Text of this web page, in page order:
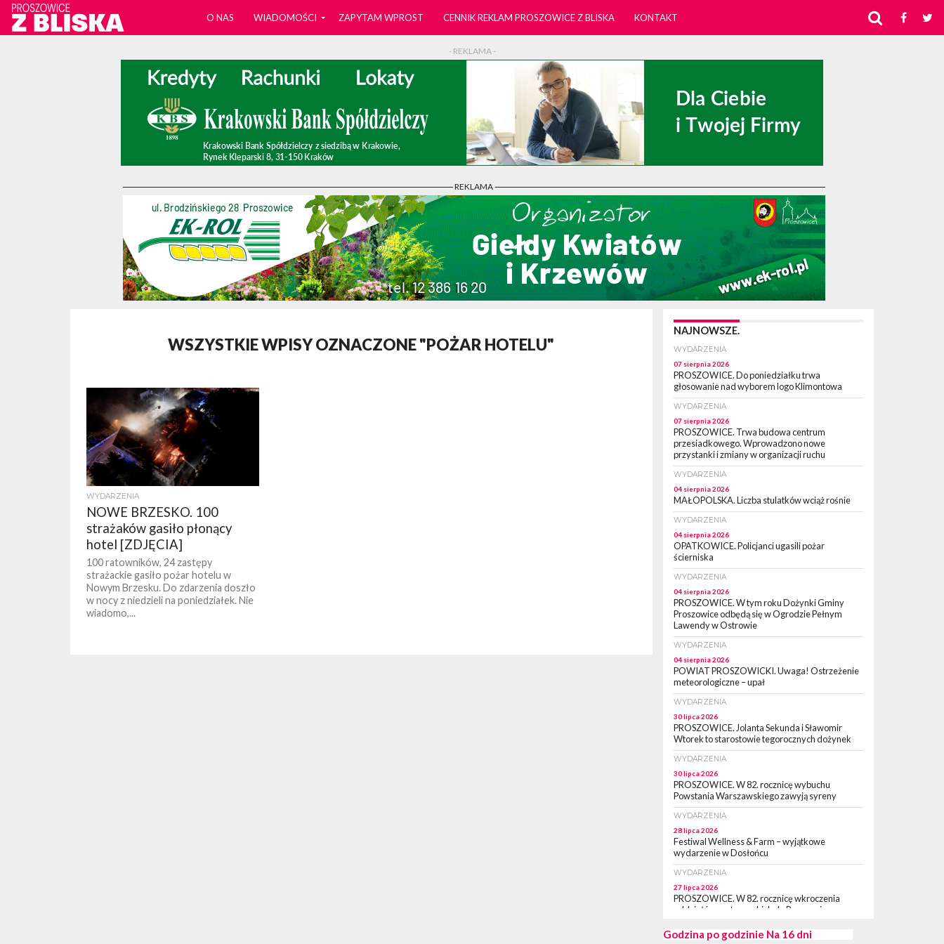
O NAS WIADOMOŚCI ZAPYTAM WPROST CENNIK REKLAM PROSZOWICE Z BLISKA KONTAKT
- REKLAMA -
- REKLAMA -
WSZYSTKIE WPISY OZNACZONE "POŻAR HOTELU"
WYDARZENIA
NOWE BRZESKO. 100
strażaków gasiło płonący
hotel [ZDJĘCIA]
100 ratowników, 24 zastępy
strażackie gasiło pożar hotelu w
Nowym Brzesku. Do zdarzenia doszło
w nocy z niedzieli na poniedziałek. Nie
wiadomo,...
NAJNOWSZE.
WYDARZENIA
07 sierpnia 2026
PROSZOWICE. Do poniedziałku trwa
głosowanie nad wyborem logo Klimontowa
WYDARZENIA
07 sierpnia 2026
PROSZOWICE. Trwa budowa centrum
przesiadkowego. Wprowadzono nowe
przystanki i zmiany w organizacji ruchu
WYDARZENIA
04 sierpnia 2026
MAŁOPOLSKA. Liczba stulatków wciąż rośnie
WYDARZENIA
04 sierpnia 2026
OPATKOWICE. Policjanci ugasili pożar
ścierniska
WYDARZENIA
04 sierpnia 2026
PROSZOWICE. W tym roku Dożynki Gminy
Proszowice odbędą się w Ogrodzie Pełnym
Lawendy w Ostrowie
WYDARZENIA
04 sierpnia 2026
POWIAT PROSZOWICKI. Uwaga! Ostrzeżenie
meteorologiczne – upał
WYDARZENIA
30 lipca 2026
PROSZOWICE. Jolanta Sekunda i Sławomir
Wtorek to starostowie tegorocznych dożynek
WYDARZENIA
30 lipca 2026
PROSZOWICE. W 82. rocznicę wybuchu
Powstania Warszawskiego zawyją syreny
WYDARZENIA
28 lipca 2026
Festiwal Wellness & Farm – wyjątkowe
wydarzenie w Dosłońcu
WYDARZENIA
27 lipca 2026
PROSZOWICE. W 82. rocznicę wkroczenia
oddziałów partyzanckich do Proszowic,
Rzeczpospolitej Partyzanckiej 1944” [ZDJĘCIA]
Godzina po godzinie Na 16 dni